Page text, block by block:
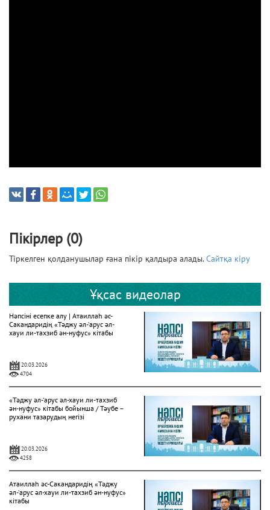
Пікірлер (0)
Тіркелген қолданушылар ғана пікір қалдыра алады.Сайтқа кіру
Ұқсас видеолар
Нәпсіні есепке алу | Атаиллаһ әс-
Сакандаридің «Тәджу әл-‘арус әл-
хауи ли-тахзиб ән-нуфус» кітабы
20.03.2026
4704
«Тәджу әл-‘арус әл-хауи ли-тахзиб
ән-нуфус» кітабы бойынша / Тәубе –
рухани тазарудың негізі
20.03.2026
4258
Атаиллаһ әс-Сакандаридің «Тәджу
әл-‘арус әл-хауи ли-тахзиб ән-нуфус»
кітабы